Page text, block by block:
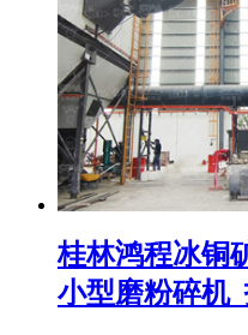
桂林鸿程冰铜
小型磨粉碎机